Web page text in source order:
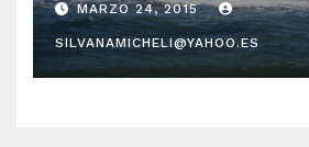
MARZO 24, 2015
SILVANAMICHELI@YAHOO.ES